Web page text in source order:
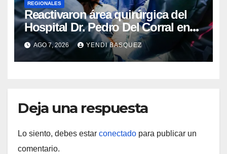
REGIONALES
Reactivaron área quirúrgica del
Hospital Dr. Pedro Del Corral en
Guárico
AGO 7, 2026 YENDI BASQUEZ
Deja una respuesta
Lo siento, debes estar conectado para publicar un
comentario.